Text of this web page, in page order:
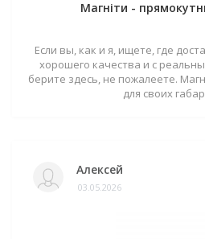
Магніти -
Если вы, как и я, ищете, где
хорошего качества и с
берите здесь, не пожалеете.
для своих
Алексей
03.05.2026